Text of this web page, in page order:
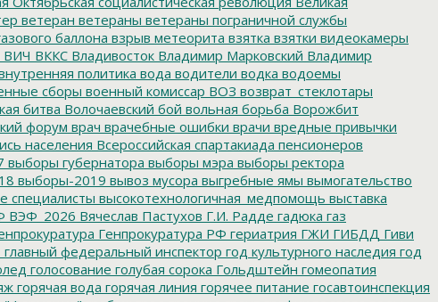
ветеран ветераны ветераны пограничной службы
баллона взрыв метеорита взятка взятки видеокамеры
ВИЧ ВККС Владивосток Владимир Марковский Владимир
политика вода водители водка водоемы
сборы военный комиссар ВОЗ возврат_стеклотары
битва Волочаевский бой вольная борьба Ворожбит
форум врач врачебные ошибки врачи вредные привычки
населения Всероссийская спартакиада пенсионеров
выборы губернатора выборы мэра выборы ректора
выборы-2019 вывоз мусора выгребные ямы вымогательство
специалисты высокотехнологичная_медпомощь выставка
ВЭФ_2026 Вячеслав Пастухов Г.И. Радде гадюка газ
Генпрокуратура РФ гериатрия ГЖИ ГИБДД Гиви
главный федеральный инспектор год культурного наследия год
голосование голубая сорока Гольдштейн гомеопатия
горячая вода горячая линия горячее питание госавтоинспекция